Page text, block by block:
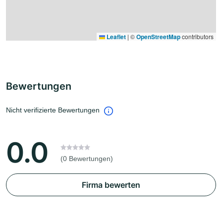
Leaflet | ©OpenStreetMapcontributors
Bewertungen
Nicht verifizierte Bewertungen
0.0 (0 Bewertungen)
Firma bewerten